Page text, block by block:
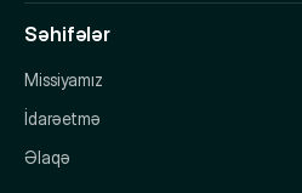
Səhifələr
Missiyamız
İdarəetmə
Əlaqə